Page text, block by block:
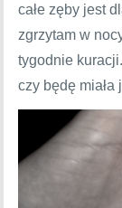
całe zęby jest
zgrzytam w
tygodnie
czy będę miała